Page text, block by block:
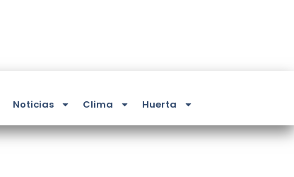
Noticias Clima Huerta